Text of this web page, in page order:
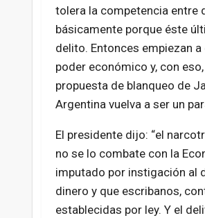
tolera la competencia entre
básicamente porque éste
delito. Entonces empiezan
poder económico y, con
propuesta de blanqueo de
Argentina vuelva a ser un
El presidente dijo: “el
no se lo combate con la
imputado por instigación al
dinero y que escribanos,
establecidas por ley. Y el